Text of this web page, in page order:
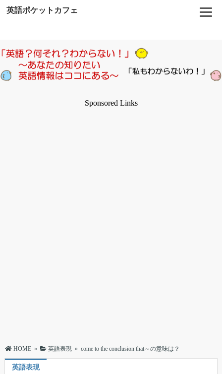
英語ポケットカフェ
Sponsored Links
HOME » 英語表現 » come to the conclusion that～の意味は？
英語表現